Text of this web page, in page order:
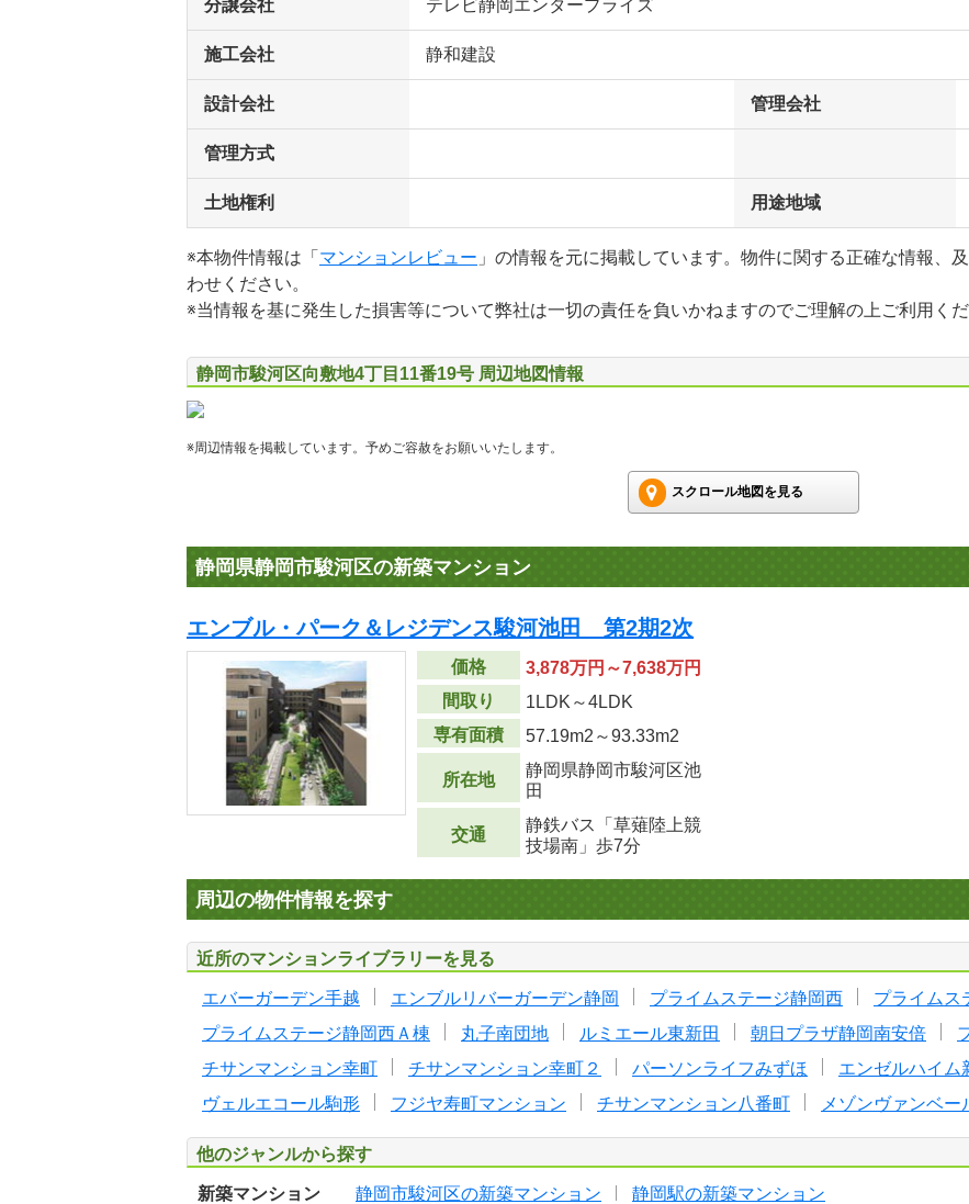
分譲会社 テレビ静岡エンタープライズ
施工会社 静和建設
設計会社 管理会社
管理方式
土地権利 用途地域
※本物件情報は「 マンションレビュー 」の情報を元に掲載しています。物件に関する正確な情報、
わせください。
※当情報を基に発生した損害等について弊社は一切の責任を負いかねますのでご理解の上ご利用くだ
静岡市駿河区向敷地4丁目11番19号 周辺地図情報
※周辺情報を掲載しています。予めご容赦をお願いいたします。
スクロール地図を見る
静岡県静岡市駿河区の新築マンション
エンブル・パーク＆レジデンス駿河池田 第2期2次
価格
3,878万円～7,638万円
間取り
1LDK～4LDK
専有面積
57.19m2 ～93.33m2
所在地
静岡県静岡市駿河区池
田
交通
静鉄バス「草薙陸上競
技場南」歩7分
周辺の物件情報を探す
近所のマンションライブラリーを見る
エバーガーデン手越 エンブルリバーガーデン静岡 プライムステージ静岡西 プライムス
プライムステージ静岡西Ａ棟
丸子南団地 ルミエール東新田 朝日プラザ静岡南安倍
チサンマンション幸町
チサンマンション幸町２ パーソンライフみずほ エンゼルハイム
ヴェルエコール駒形
フジヤ寿町マンション チサンマンション八番町 メゾンヴァンベー
他のジャンルから探す
新築マンション 静岡市駿河区の新築マンション
静岡駅の新築マンション